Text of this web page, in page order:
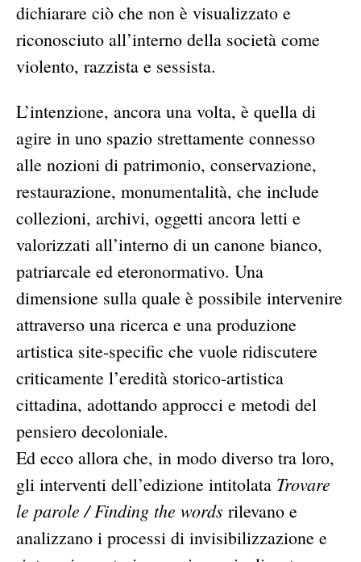
dichiarare ciò che non è visualizzato e
riconosciuto all’interno della società come
violento, razzista e sessista.
L’intenzione, ancora una volta, è quella di
agire in uno spazio strettamente connesso
alle nozioni di patrimonio, conservazione,
restaurazione, monumentalità, che include
collezioni, archivi, oggetti ancora letti e
valorizzati all’interno di un canone bianco,
patriarcale ed eteronormativo. Una
dimensione sulla quale è possibile intervenire
attraverso una ricerca e una produzione
artistica site-specific che vuole ridiscutere
criticamente l’eredità storico-artistica
cittadina, adottando approcci e metodi del
pensiero decoloniale.
Ed ecco allora che, in modo diverso tra loro,
gli interventi dell’edizione intitolata Trovare
le parole / Finding the words rilevano e
analizzano i processi di invisibilizzazione e